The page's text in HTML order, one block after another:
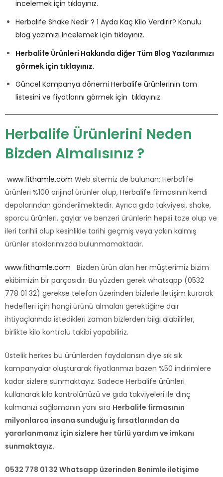
incelemek için tıklayınız.
Herbalife Shake Nedir ? 1 Ayda Kaç Kilo Verdirir? Konulu
blog yazımızı incelemek için tıklayınız.
Herbalife Ürünleri Hakkında diğer Tüm Blog Yazılarımızı
görmek için tıklayınız.
Güncel Kampanya dönemi Herbalife ürünlerinin tam
listesini ve fiyatlarını görmek için tıklayınız.
Herbalife Ürünlerini Neden
Bizden Almalısınız ?
www.fithamle.com Web sitemiz de bulunan; Herbalife
ürünleri %100 orijinal ürünler olup, Herbalife firmasının kendi
depolarından gönderilmektedir. Ayrıca gıda takviyesi, shake,
sporcu ürünleri, çaylar ve benzeri ürünlerin hepsi taze olup ve
ileri tarihli olup kesinlikle tarihi geçmiş veya yakın kalmış
ürünler stoklarımızda bulunmamaktadır.
www.fithamle.com
Bizden ürün alan her müşterimiz bizim
ekibimizin bir parçasıdır. Bu yüzden gerek whatsapp (0532
778 01 32) gerekse telefon üzerinden bizlerle iletişim kurarak
hedefleri için hangi ürünü almaları gerektiğine dair
ihtiyaçlarında istedikleri zaman bizlerden bilgi alabilirler,
birlikte kilo kontrolü takibi yapabiliriz.
Üstelik herkes bu ürünlerden faydalansın diye sık sık
kampanyalar oluşturarak fiyatlarımızı bazen %50 indirimlere
kadar sizlere sunmaktayız. Sadece Herbalife ürünleri
kullanarak kilo kontrolünüzü ve gıda takviyeleri ile dinç
kalmanızı sağlamanın yanı sıra Herbalife firmasının
milyonlarca insana sunduğu iş fırsatlarından da
yararlanmanız için sizlere her türlü yardım ve imkanı
sunmaktayız.
0532 778 01 32 Whatsapp üzerinden Benimle iletişime